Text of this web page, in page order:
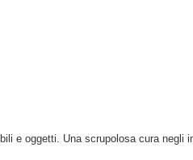
e oggetti. Una scrupolosa cura negli